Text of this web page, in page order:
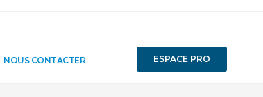
NOUS CONTACTER ESPACE PRO